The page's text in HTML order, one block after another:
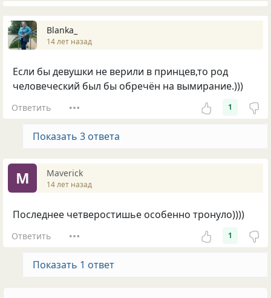
Blanka_
14 лет назад
Если бы девушки не верили в принцев,то род
человеческий был бы обречён на вымирание.)))
Ответить 1
Показать 3 ответа
M Maverick
14 лет назад
Последнее четверостишье особенно тронуло))))
Ответить 1
Показать 1 ответ